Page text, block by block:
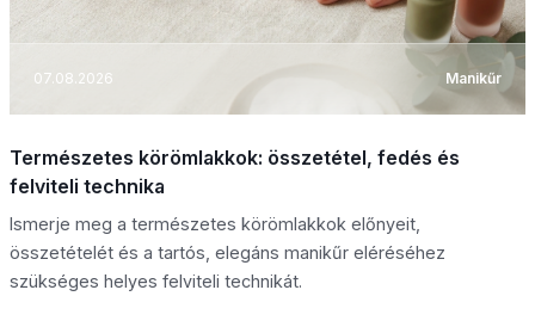
07.08.2026 Manikűr
Természetes körömlakkok: összetétel, fedés és
felviteli technika
Ismerje meg a természetes körömlakkok előnyeit,
összetételét és a tartós, elegáns manikűr eléréséhez
szükséges helyes felviteli technikát.